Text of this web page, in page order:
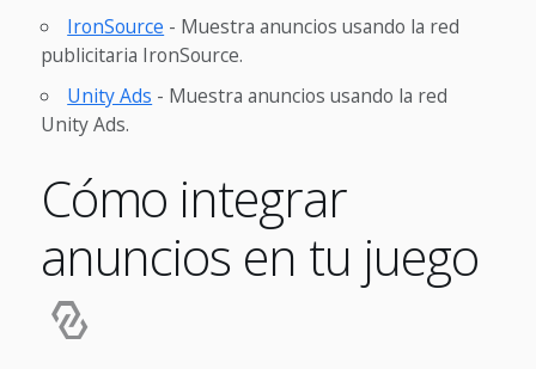
IronSource - Muestra anuncios usando la red
publicitaria IronSource.
Unity Ads - Muestra anuncios usando la red
Unity Ads.
Cómo integrar
anuncios en tu juego